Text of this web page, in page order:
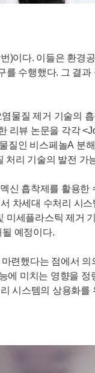
)이다. 이들은 환경
수행했다. 그 결과
물질 제거 기술의
리뷰 논문을 각각
질인 비스페놀A 분
처리 기술의 발전 가
신 흡착제를 활용
차세대 수처리 시
미세플라스틱 제거
예정이다.
련했다는 점에서
미치는 영향을 정
시스템의 상용화